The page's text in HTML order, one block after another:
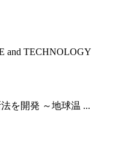
and TECHNOLOGY
を開発 ～地球温 ...